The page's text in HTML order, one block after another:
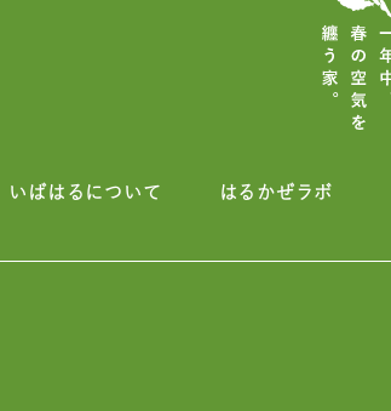
いばはるについて はるかぜラボ